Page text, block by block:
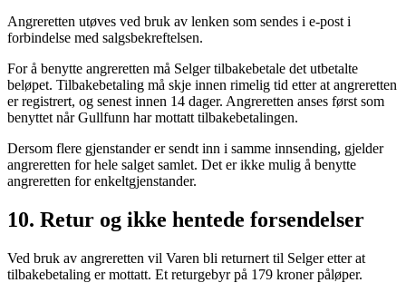
Angreretten utøves ved bruk av lenken som sendes i e-post i
forbindelse med salgsbekreftelsen.
For å benytte angreretten må Selger tilbakebetale det utbetalte
beløpet. Tilbakebetaling må skje innen rimelig tid etter at angreretten
er registrert, og senest innen 14 dager. Angreretten anses først som
benyttet når Gullfunn har mottatt tilbakebetalingen.
Dersom flere gjenstander er sendt inn i samme innsending, gjelder
angreretten for hele salget samlet. Det er ikke mulig å benytte
angreretten for enkeltgjenstander.
10. Retur og ikke hentede forsendelser
Ved bruk av angreretten vil Varen bli returnert til Selger etter at
tilbakebetaling er mottatt. Et returgebyr på 179 kroner påløper.